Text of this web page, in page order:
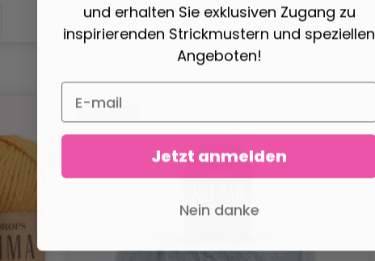
und erhalten Sie exklusiven Zugang zu
inspirierenden Strickmustern und speziellen
Angeboten!
Jetzt anmelden
Nein danke